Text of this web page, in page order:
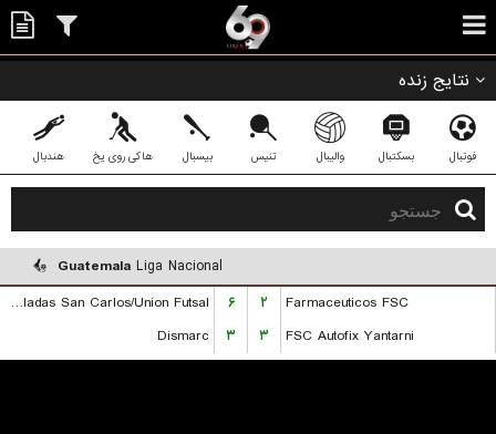
نتایج زنده
فوتبال بسکتبال والیبال تنیس بیسبال هاکی روی یخ هندبال
Guatemala Liga Nacional
Dobladas San Carlos/Union Futsal
۶ ۲
Farmaceuticos FSC
Dismarc
۳ ۳ FSC Autofix Yantarni